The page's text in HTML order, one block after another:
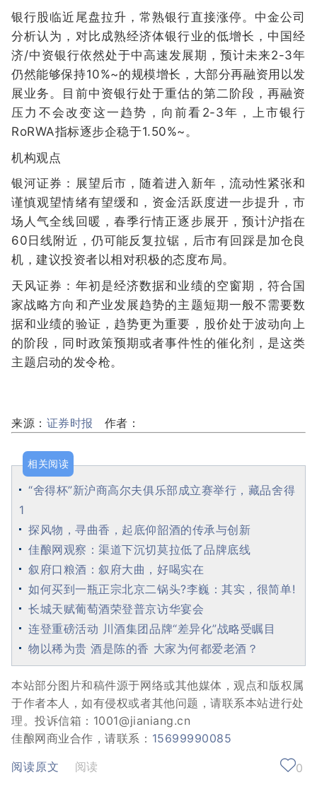
银行股临近尾盘拉升，常熟银行直接涨停。中金公司
分析认为，对比成熟经济体银行业的低增长，中国经
济/中资银行依然处于中高速发展期，预计未来2-3年
仍然能够保持10%~的规模增长，大部分再融资用以发
展业务。目前中资银行处于重估的第二阶段，再融资
压力不会改变这一趋势，向前看2-3年，上市银行
RoRWA指标逐步企稳于1.50%~。
机构观点
银河证券：展望后市，随着进入新年，流动性紧张和
谨慎观望情绪有望缓和，资金活跃度进一步提升，市
场人气全线回暖，春季行情正逐步展开，预计沪指在
60日线附近，仍可能反复拉锯，后市有回踩是加仓良
机，建议投资者以相对积极的态度布局。
天风证券：年初是经济数据和业绩的空窗期，符合国
家战略方向和产业发展趋势的主题短期一般不需要数
据和业绩的验证，趋势更为重要，股价处于波动向上
的阶段，同时政策预期或者事件性的催化剂，是这类
主题启动的发令枪。
来源： 证券时报 作者：
相关阅读
“舍得杯”新沪商高尔夫俱乐部成立赛举行，藏品舍得
1
探风物，寻曲香，起底仰韶酒的传承与创新
佳酿网观察：渠道下沉切莫拉低了品牌底线
叙府口粮酒：叙府大曲，好喝实在
如何买到一瓶正宗北京二锅头?李巍：其实，很简单!
长城天赋葡萄酒荣登普京访华宴会
连登重磅活动 川酒集团品牌“差异化”战略受瞩目
物以稀为贵 酒是陈的香 大家为何都爱老酒？
本站部分图片和稿件源于网络或其他媒体，观点和版权属
于作者本人，如有侵权或者其他问题，请联系本站进行处
理。投诉信箱：1001@jianiang.cn
佳酿网商业合作，请联系： 15699990085
阅读原文
阅读 0